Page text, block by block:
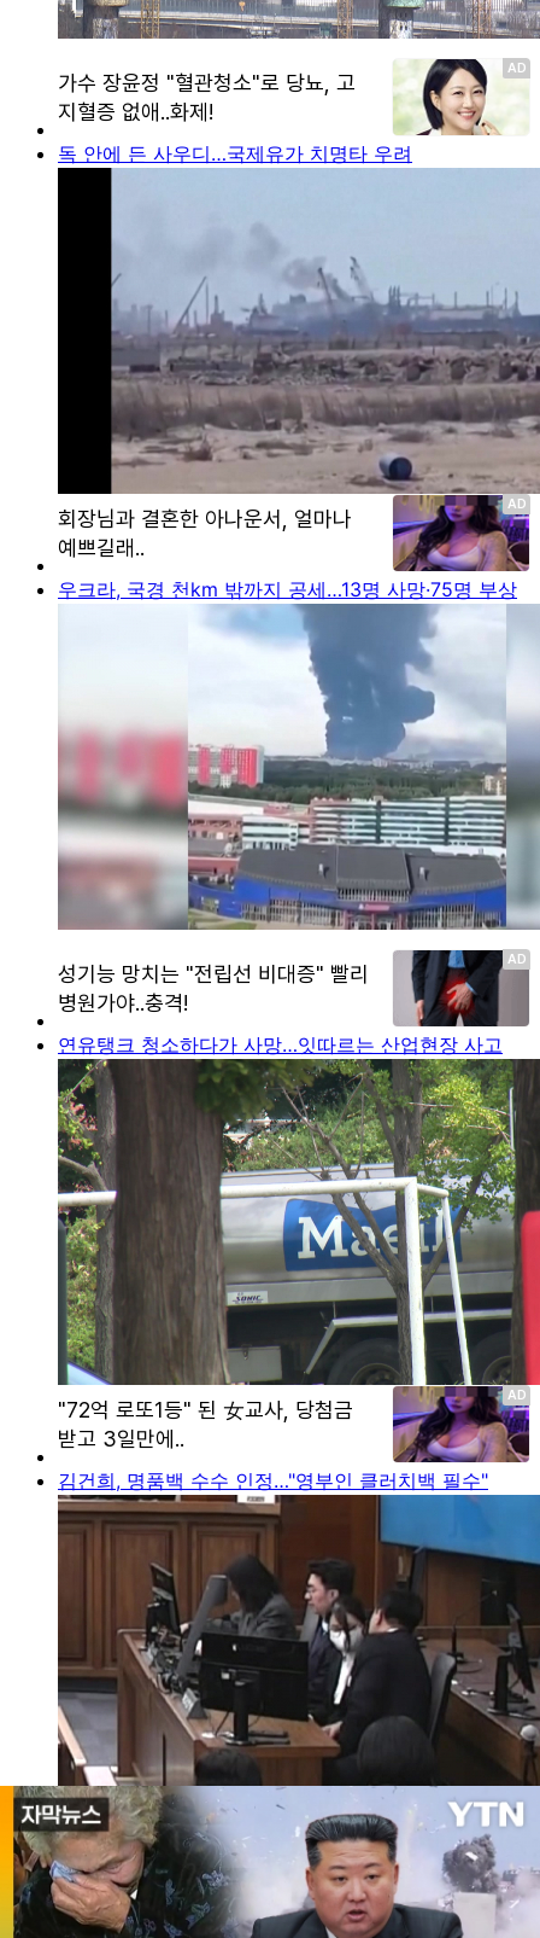
독 안에 든 사우디…국제유가 치명타 우려
우크라, 국경 천km 밖까지 공세…13명 사망·75명 부상
연유탱크 청소하다가 사망…잇따르는 산업현장 사고
김건희, 명품백 수수 인정…"영부인 클러치백 필수"
실시간 정보
AD